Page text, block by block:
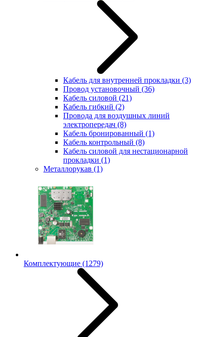
Кабель для внутренней прокладки (3)
Провод установочный (36)
Кабель силовой (21)
Кабель гибкий (2)
Провода для воздушных линий
электропередач (8)
Кабель бронированный (1)
Кабель контрольный (8)
Кабель силовой для нестационарной
прокладки (1)
Металлорукав (1)
Комплектующие (1279)